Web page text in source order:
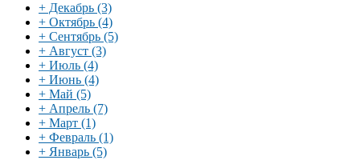
+ Декабрь (3)
+ Октябрь (4)
+ Сентябрь (5)
+ Август (3)
+ Июль (4)
+ Июнь (4)
+ Май (5)
+ Апрель (7)
+ Март (1)
+ Февраль (1)
+ Январь (5)